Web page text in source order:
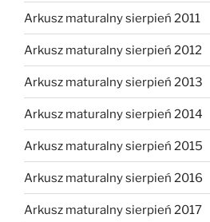
Arkusz maturalny sierpień 2011
Arkusz maturalny sierpień 2012
Arkusz maturalny sierpień 2013
Arkusz maturalny sierpień 2014
Arkusz maturalny sierpień 2015
Arkusz maturalny sierpień 2016
Arkusz maturalny sierpień 2017